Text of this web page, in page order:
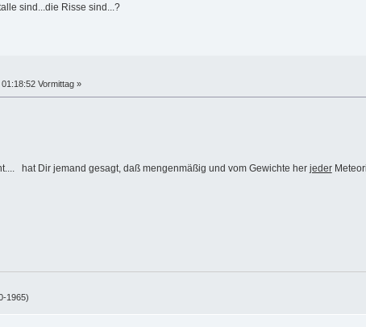
sind...die Risse sind...?
Vormittag »
hat Dir jemand gesagt, daß mengenmäßig und vom Gewichte her jeder
1965)